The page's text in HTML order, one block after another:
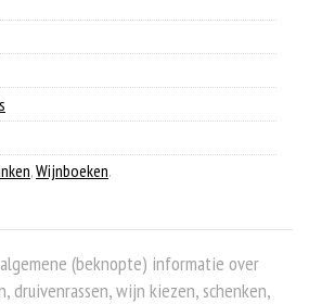
,Wijnboeken.
(beknopte) informatie over
druivenrassen, wijn kiezen, schenken,